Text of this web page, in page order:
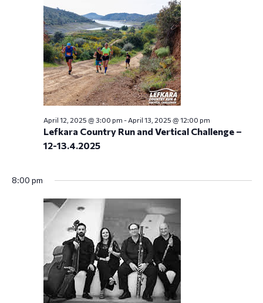
Lefkara Country Run and Vertical Challenge –
12-13.4.2025
April 12, 2025 @ 3:00 pm - April 13, 2025 @ 12:00 pm
8:00 pm